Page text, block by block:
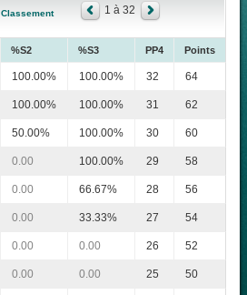
Classement 1 à 32
%S2 %S3 PP4 Points
100.00% 100.00% 32 64
100.00% 100.00% 31 62
50.00% 100.00% 30 60
0.00 100.00% 29 58
0.00 66.67% 28 56
0.00 33.33% 27 54
0.00 0.00 26 52
0.00 0.00 25 50